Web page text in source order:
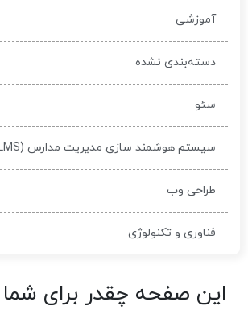
آموزشی
دسته‌بندی نشده
سئو
سیستم هوشمند سازی مدیریت مدارس (LMS)
طراحی وب
فناوری و تکنولوژی
این صفحه چقدر برای شما